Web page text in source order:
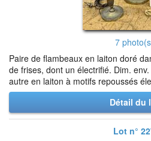
7
Paire de flambeaux en laiton doré
de frises, dont un électrifié. Dim.
autre en laiton à motifs repoussés
Détail du
Lot n°